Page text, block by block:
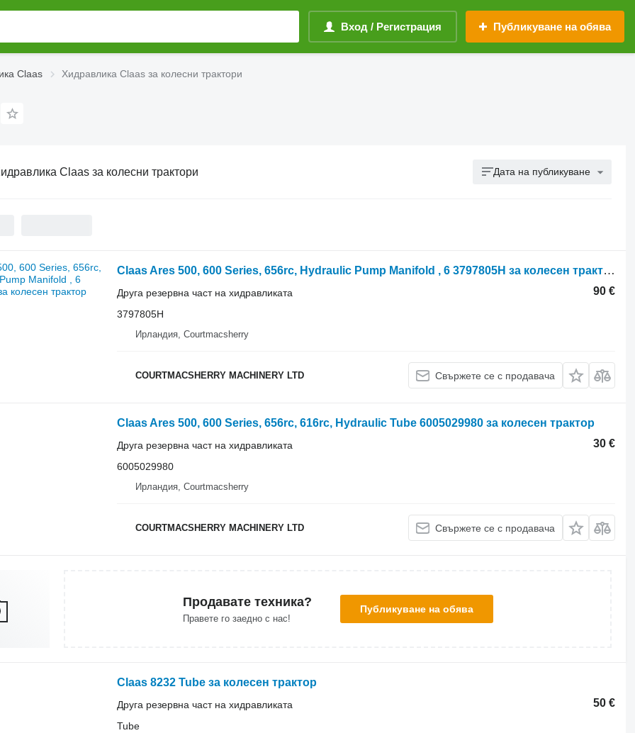
Вход / Регистрация Публикуване на обява
Claas Хидравлика Claas за колесни трактори
Claas за колесни трактори Дата на публикуване
Claas Ares 500, 600 Series, 656rc, Hydraulic Pump Manifold , 6 3797805H за колесен трактор
90 €
Друга резервна част на хидравликата
3797805H
Ирландия, Courtmacsherry
COURTMACSHERRY MACHINERY LTD Свържете се с продавача
Claas Ares 500, 600 Series, 656rc, 616rc, Hydraulic Tube 6005029980 за колесен трактор
30 €
Друга резервна част на хидравликата
6005029980
Ирландия, Courtmacsherry
COURTMACSHERRY MACHINERY LTD Свържете се с продавача
Продавате техника?
Правете го заедно с нас!
Публикуване на обява
Claas 8232 Tube за колесен трактор
50 €
Друга резервна част на хидравликата
Tube